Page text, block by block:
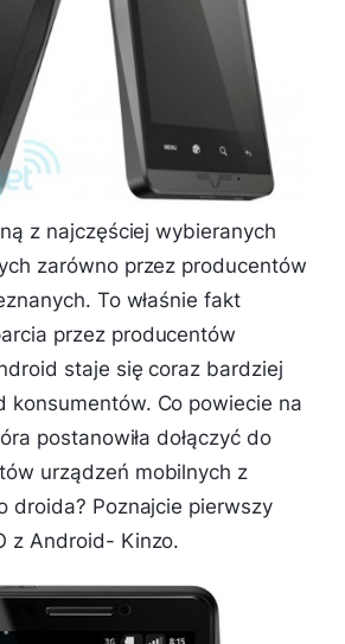
z najczęściej wybieranych
zarówno przez producentów
To właśnie fakt
przez producentów
staje się coraz bardziej
konsumentów. Co powiecie na
postanowiła dołączyć do
urządzeń mobilnych z
droida? Poznajcie pierwszy
z Android- Kinzo.